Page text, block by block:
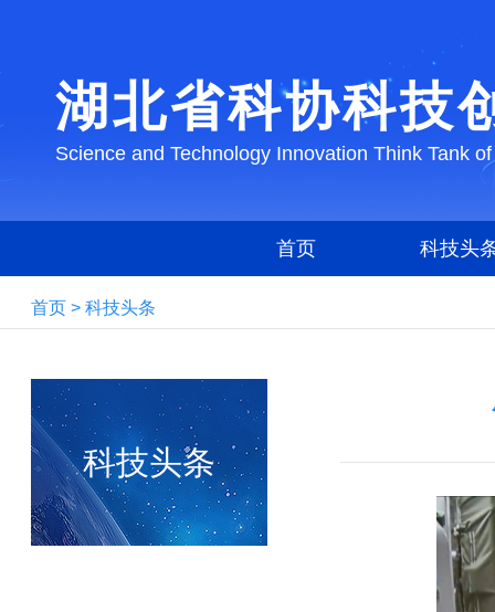
湖北省科协科技
Science and Technology Innovation Think Tank
首页 科技头
首页 > 科技头条
科技头条